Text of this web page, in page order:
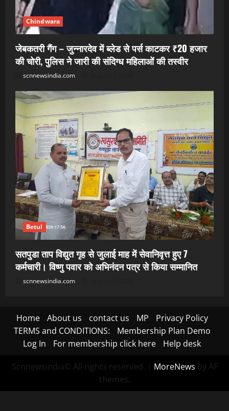
Chindwara
जेबकतरी गैंग – जुन्नारदेव में ब्लेड से पर्स काटकर ₹20 हजार
की चोरी, पुलिस ने जारी की संदिग्ध महिलाओं की तस्वीर
scnnewsindia.com
Betul
सतपुडा ताप विद्युत गृह से जुलाई माह में सेवानिवृत्त हुए 7
कर्मचारी। विष्णु पवार को अभिनंदन पत्र से किया सम्मानित
scnnewsindia.com
Home About us contact us MP
Privacy Policy
TERMS and CONDITIONS:
Membership Plan Demo
Log In
For membership click here Help desk
Scnnewsindia© All rights reserved. | MoreNews by AF
themes.